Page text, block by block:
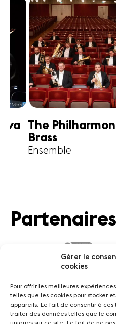
Gérer le
cookies
Pour offrir les meilleures
telles que les cookies pour stocker
appareils. Le fait de consentir à
traiter des données telles que le
Valentin
Partenaires
ActualitésConcerts